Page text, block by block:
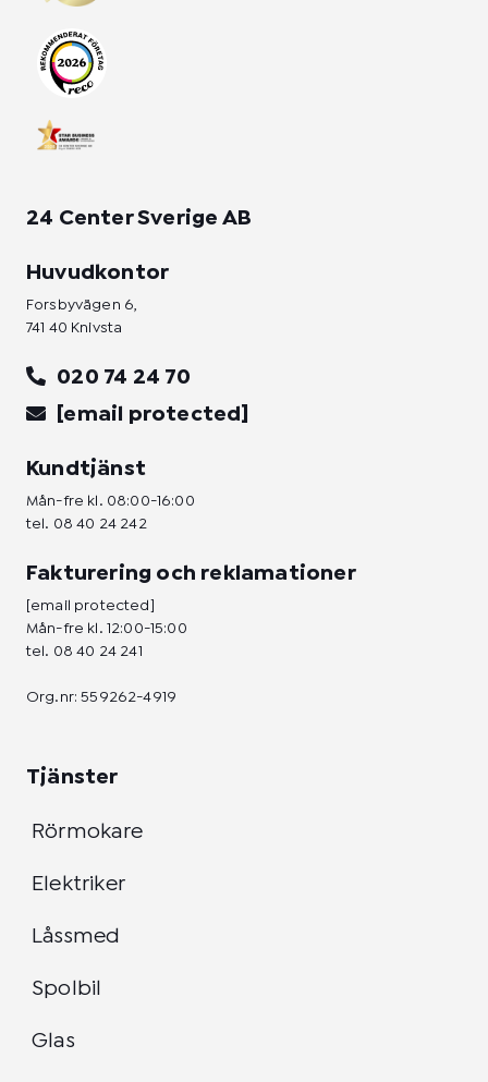
24 Center Sverige AB
Huvudkontor
Forsbyvägen 6,
741 40 Knivsta
020 74 24 70
[email protected]
Kundtjänst
Mån-fre kl. 08:00-16:00
tel. 08 40 24 242
Fakturering och reklamationer
[email protected]
Mån-fre kl. 12:00-15:00
tel. 08 40 24 241
Org.nr: 559262-4919
Tjänster
Rörmokare
Elektriker
Låssmed
Spolbil
Glas